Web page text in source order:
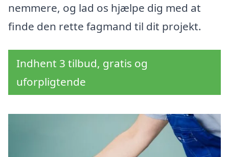
nemmere, og lad os hjælpe dig med at
finde den rette fagmand til dit projekt.
Indhent 3 tilbud, gratis og
uforpligtende